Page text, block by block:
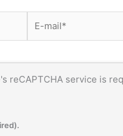
mail*
reCAPTCHA service is